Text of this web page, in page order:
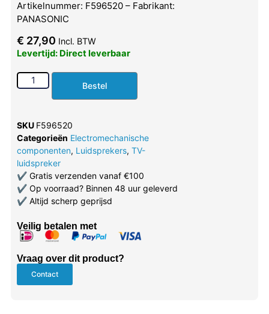
Artikelnummer: F596520 – Fabrikant:
PANASONIC
€ 27,90 Incl. BTW
Levertijd: Direct leverbaar
Bestel
SKU F596520
Categorieën Electromechanische
componenten, Luidsprekers, TV-
luidspreker
✔Gratis verzenden vanaf €100
✔Op voorraad? Binnen 48 uur geleverd
✔Altijd scherp geprijsd
Veilig betalen met
Vraag over dit product?
Contact